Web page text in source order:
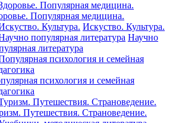
Популярная медицина.
Искуство. Культура.
Научно
литература
психология и семейная
Путешествия. Страноведение.